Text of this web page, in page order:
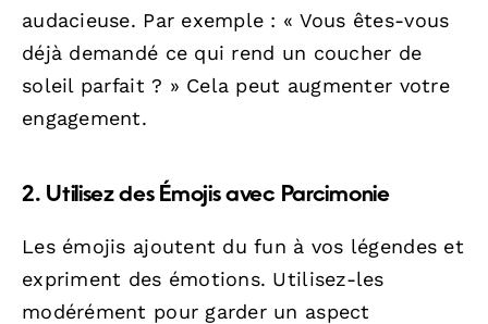
audacieuse. Par exemple : « Vous êtes-vous
déjà demandé ce qui rend un coucher de
soleil parfait ? » Cela peut augmenter votre
engagement.
2. Utilisez des Émojis avec Parcimonie
Les émojis ajoutent du fun à vos légendes et
expriment des émotions. Utilisez-les
modérément pour garder un aspect